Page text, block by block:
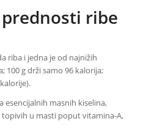
ribe
riba i jedna je od najnižih
100 g drži samo 96 kalorija;
esencijalnih masnih kiselina,
u masti poput vitamina-A,